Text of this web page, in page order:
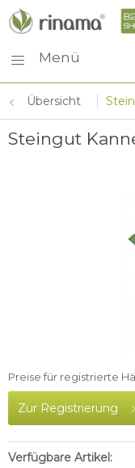
Menü
Übersicht
Steingut
Preise für registrierte
Zur Registrierung
Verfügbare Artikel: